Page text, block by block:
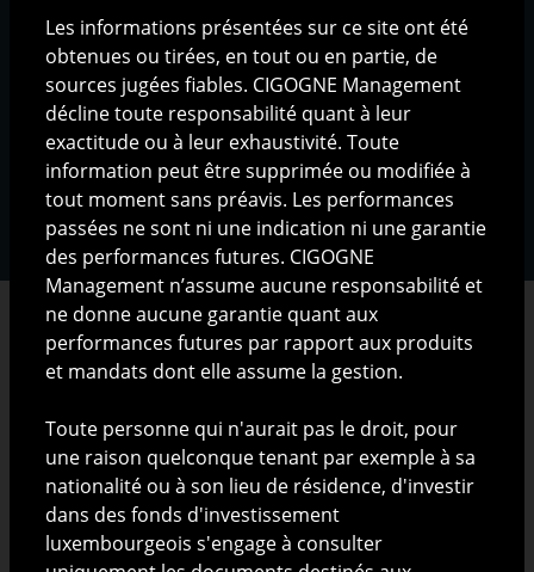
Mentions légales |
Protection des données
personnelles
| Gestion des cookies |
Copyright ©
2025 CIGOGNE MANAGEMENT S.A., Luxembourg
Les informations présentées sur ce site ont pour but
exclusif de présenter CIGOGNE Management S.A. (ci-
après "CIGOGNE Management") et ses activités.
Les informations présentées sur ce site ont été
obtenues ou tirées, en tout ou en partie, de
sources jugées fiables. CIGOGNE Management
décline toute responsabilité quant à leur
exactitude ou à leur exhaustivité. Toute
information peut être supprimée ou modifiée à
tout moment sans préavis. Les performances
passées ne sont ni une indication ni une garantie
des performances futures. CIGOGNE
Management n’assume aucune responsabilité et
ne donne aucune garantie quant aux
performances futures par rapport aux produits
et mandats dont elle assume la gestion.
Toute personne qui n'aurait pas le droit, pour
une raison quelconque tenant par exemple à sa
nationalité ou à son lieu de résidence, d'investir
dans des fonds d'investissement
luxembourgeois s'engage à consulter